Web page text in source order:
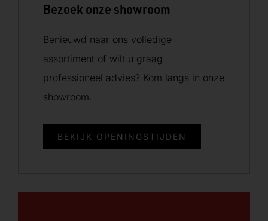
Bezoek onze showroom
Benieuwd naar ons volledige
assortiment of wilt u graag
professioneel advies? Kom langs in onze
showroom.
BEKIJK OPENINGSTIJDEN